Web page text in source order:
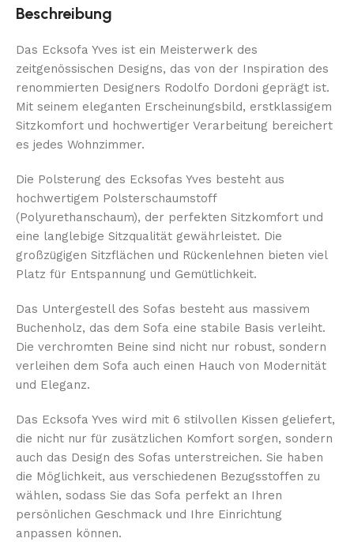
Beschreibung
Das Ecksofa Yves ist ein Meisterwerk des
zeitgenössischen Designs, das von der Inspiration des
renommierten Designers Rodolfo Dordoni geprägt ist.
Mit seinem eleganten Erscheinungsbild, erstklassigem
Sitzkomfort und hochwertiger Verarbeitung bereichert
es jedes Wohnzimmer.
Die Polsterung des Ecksofas Yves besteht aus
hochwertigem Polsterschaumstoff
(Polyurethanschaum), der perfekten Sitzkomfort und
eine langlebige Sitzqualität gewährleistet. Die
großzügigen Sitzflächen und Rückenlehnen bieten viel
Platz für Entspannung und Gemütlichkeit.
Das Untergestell des Sofas besteht aus massivem
Buchenholz, das dem Sofa eine stabile Basis verleiht.
Die verchromten Beine sind nicht nur robust, sondern
verleihen dem Sofa auch einen Hauch von Modernität
und Eleganz.
Das Ecksofa Yves wird mit 6 stilvollen Kissen geliefert,
die nicht nur für zusätzlichen Komfort sorgen, sondern
auch das Design des Sofas unterstreichen. Sie haben
die Möglichkeit, aus verschiedenen Bezugsstoffen zu
wählen, sodass Sie das Sofa perfekt an Ihren
persönlichen Geschmack und Ihre Einrichtung
anpassen können.